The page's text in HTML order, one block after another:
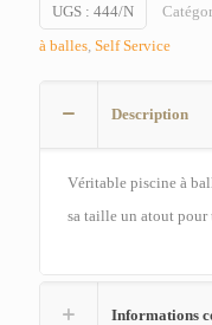
UGS : 444/N
à balles Self Service
Description
Véritable piscine à
sa taille un atout
Informations